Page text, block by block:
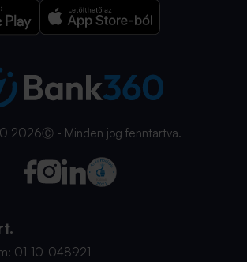
2026Ⓒ - Minden jog fenntartva.
01-10-048921